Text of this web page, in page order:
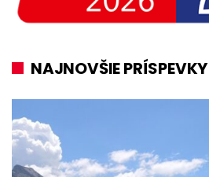
NAJNOVŠIE PRÍSPEVKY